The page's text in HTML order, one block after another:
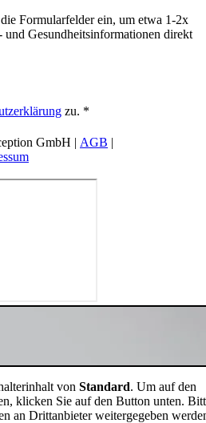
Formularfelder ein, um etwa 1-2x
Gesundheitsinformationen direkt
zu. *
GmbH | AGB |
von Standard. Um auf den
klicken Sie auf den Button unten.
an Drittanbieter weitergegeben